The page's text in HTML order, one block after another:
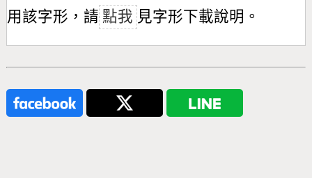
用該字形，請 點我 見字形下載說明。